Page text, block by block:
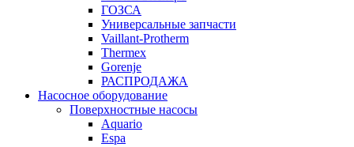
ГОЗСА
Универсальные запчасти
Vaillant-Protherm
Thermex
Gorenje
РАСПРОДАЖА
Насосное оборудование
Поверхностные насосы
Aquario
Espa